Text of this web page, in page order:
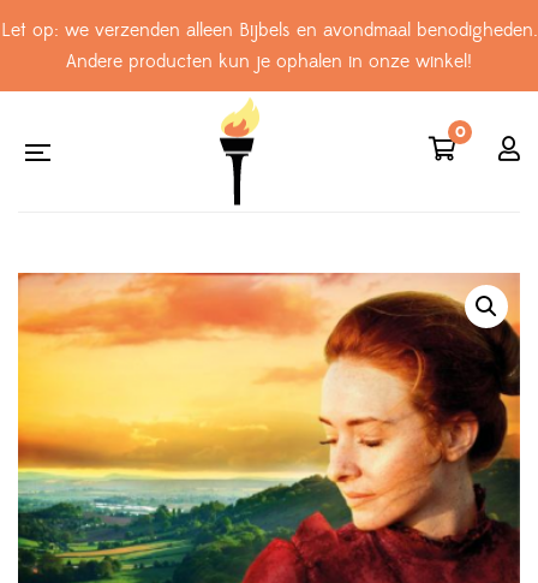
Let op: we verzenden alleen Bijbels en avondmaal benodigheden.
Andere producten kun je ophalen in onze winkel!
0